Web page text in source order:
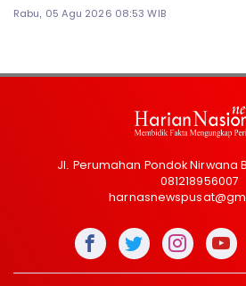
Rabu, 05 Agu 2026 08:53 WIB
Jl. Perumahan Pondok Nirwana
081218956007